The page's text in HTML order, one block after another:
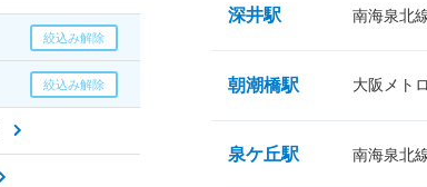
深井駅 南海泉北
朝潮橋駅 大阪メト
泉ケ丘駅 南海泉北